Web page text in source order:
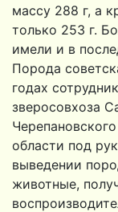
массу 288 г, а
только 253 г.
имели и в
Порода
годах
зверосовхоза
области под
выведении
животные,